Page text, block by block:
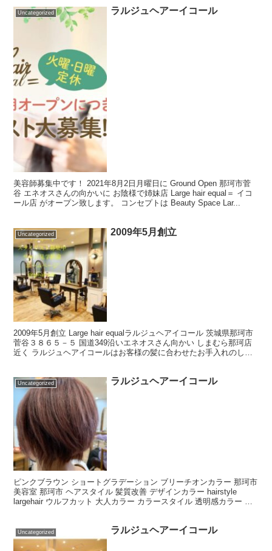
Uncategorized ラルジュヘアーイコール
美容師募集中です！ 2021年8月2日月曜日に Ground Open 那珂市菅
谷 エネオスさんの向かいに お陰様で姉妹店 Large hair equal＝ イコ
ール店 がオープン致します。 コンセプトは Beauty Space Lar...
Uncategorized 2009年5月創立
2009年5月創立 Large hair equalラルジュヘアイコール 茨城県那珂市
菅谷３８６５－５ 国道349沿いエネオスさん向かい しまむら那珂店
近く ラルジュヘアイコールはお客様の髪に合わせたお手入れのしや
Uncategorized ラルジュヘアーイコール
ピンクブラウン ショートグラデーション ブリーチオンカラー 那珂市
美容室 那珂市 ヘアスタイル 髪質改善 デザインカラー hairstyle
largehair ウルフカット 大人カラー カラースタイル 透明感カラー ブ
Uncategorized ラルジュヘアーイコール